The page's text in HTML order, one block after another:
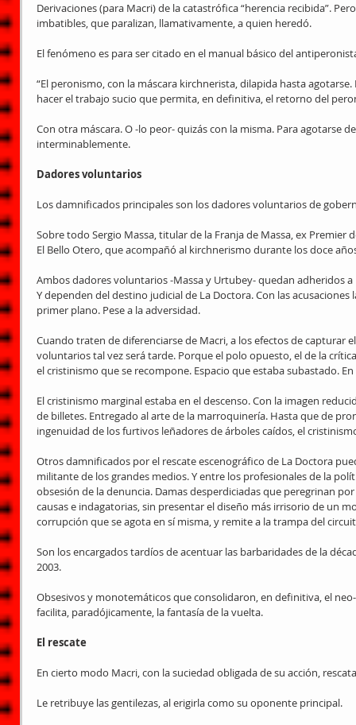
Derivaciones (para Macri) de la catastrófica “herencia recibida”.
imbatibles, que paralizan, llamativamente, a quien heredó.
El fenómeno es para ser citado en el manual básico del
“El peronismo, con la máscara kirchnerista, dilapida hasta
hacer el trabajo sucio que permita, en definitiva, el retorno del
Con otra máscara. O -lo peor- quizás con la misma. Para agotarse
interminablemente.
Dadores voluntarios
Los damnificados principales son los dadores voluntarios de
Sobre todo Sergio Massa, titular de la Franja de Massa, ex Premier
El Bello Otero, que acompañó al kirchnerismo durante los doce
Ambos dadores voluntarios -Massa y Urtubey- quedan adheridos
Y dependen del destino judicial de La Doctora. Con las
primer plano. Pese a la adversidad.
Cuando traten de diferenciarse de Macri, a los efectos de capturar
voluntarios tal vez será tarde. Porque el polo opuesto, el de la
el cristinismo que se recompone. Espacio que estaba subastado.
El cristinismo marginal estaba en el descenso. Con la imagen
de billetes. Entregado al arte de la marroquinería. Hasta que de
ingenuidad de los furtivos leñadores de árboles caídos, el
Otros damnificados por el rescate escenográfico de La Doctora
militante de los grandes medios. Y entre los profesionales de la
obsesión de la denuncia. Damas desperdiciadas que peregrinan
causas e indagatorias, sin presentar el diseño más irrisorio de un
corrupción que se agota en sí misma, y remite a la trampa del
Son los encargados tardíos de acentuar las barbaridades de la
2003.
Obsesivos y monotemáticos que consolidaron, en definitiva, el
facilita, paradójicamente, la fantasía de la vuelta.
El rescate
En cierto modo Macri, con la suciedad obligada de su acción,
Le retribuye las gentilezas, al erigirla como su oponente principal.